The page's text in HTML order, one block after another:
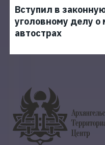
Вступил в
уголовному делу
автострах